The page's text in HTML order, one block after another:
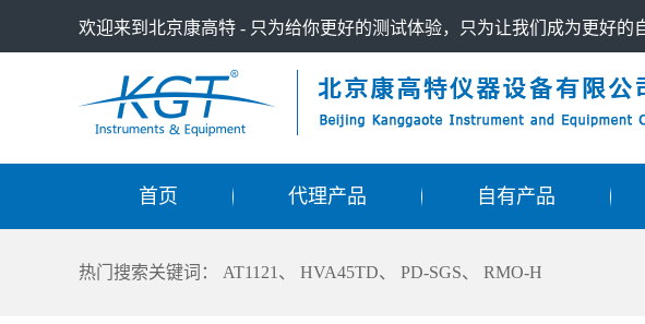
欢迎来到北京康高特 - 只为给你更好的测试体验，只为让我们成为更好的
首页 代理产品 自有产品
热门搜索关键词： AT1121 、 HVA45TD、 PD-SGS、 RMO-H